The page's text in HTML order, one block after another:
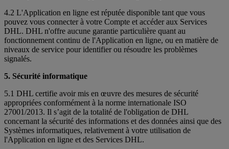
4.2 L'Application en ligne est réputée disponible tant que vous
pouvez vous connecter à votre Compte et accéder aux Services
DHL. DHL n'offre aucune garantie particulière quant au
fonctionnement continu de l'Application en ligne, ou en matière de
niveaux de service pour identifier ou résoudre les problèmes
signalés.
5. Sécurité informatique
5.1 DHL certifie avoir mis en œuvre des mesures de sécurité
appropriées conformément à la norme internationale ISO
27001/2013. Il s’agit de la totalité de l'obligation de DHL
concernant la sécurité des informations et des données ainsi que des
Systèmes informatiques, relativement à votre utilisation de
l'Application en ligne et des Services DHL.